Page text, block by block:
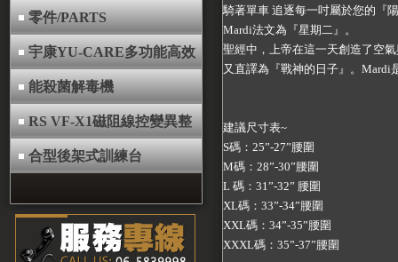
零件/PARTS
宇康YU-CARE多功能高效
能殺菌解毒機
RS VF-X1磁阻線控變異整
合型後架式訓練台
騎著單車 追逐每一吋屬於您的『
Mardi法文為『星期二』。
聖經中，上帝在這一天創造了空
又直譯為『戰神的日子』。Mardi
建議尺寸表~
S碼：25”-27”腰圍
M碼：28”-30”腰圍
L 碼：31”-32” 腰圍
XL碼：33”-34”腰圍
XXL碼：34”-35”腰圍
XXXL碼：35”-37”腰圍